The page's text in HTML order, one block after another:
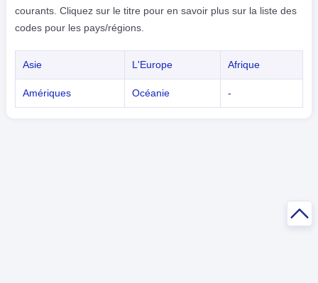
courants. Cliquez sur le titre pour en savoir plus sur la liste des
codes pour les pays/régions.
Asie L'Europe Afrique
Amériques Océanie -